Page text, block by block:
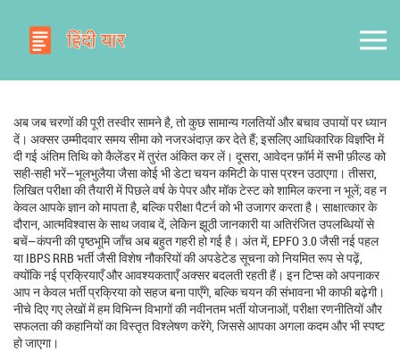
अब जब चरणों की पूरी तस्वीर सामने है, तो कुछ सामान्य गलतियों और बचाव उपायों पर ध्यान
दें। अक्सर उम्मीदवार समय सीमा को नजरअंदाज़ कर देते हैं; इसलिए आधिकारिक विज्ञप्ति में
दी गई अंतिम तिथि को कैलेंडर में तुरंत अंकित कर लें। दूसरा, आवेदन फ़ॉर्म में सभी फ़ील्ड को
सही‑सही भरें—भूलभुलैया जैसा कोई भी डेटा चयन कमिटी के पास प्रश्न उठाएगा। तीसरा,
लिखित परीक्षा की तैयारी में पिछले वर्ष के पेपर और मॉक टेस्ट को शामिल करना न भूलें; वह न
केवल आपके ज्ञान को मापता है, बल्कि परीक्षा पैटर्न को भी उजागर करता है। साक्षात्कार के
दौरान, आत्मविश्वास के साथ जवाब दें, लेकिन झूठी जानकारी या अतिरंजित उपलब्धियों से
बचें—कंपनी की पृष्ठभूमि जाँच अब बहुत गहरी हो गई है। अंत में, EPFO 3.0 जैसी नई पहल
या IBPS RRB भर्ती जैसी विशेष नौकरियों की अपडेटेड सूचना को नियमित रूप से पढ़ें,
क्योंकि नई प्रक्रियाएँ और आवश्यकताएँ अक्सर बदलती रहती हैं। इन टिप्स को अपनाकर
आप न केवल भर्ती प्रक्रिया को सहज बना पाएँगे, बल्कि चयन की संभावना भी काफी बढ़ेगी।
नीचे दिए गए लेखों में हम विभिन्न विभागों की नवीनतम भर्ती योजनाओं, परीक्षा रणनीतियों और
सफलता की कहानियों का विस्तृत विश्लेषण करेंगे, जिससे आपका अगला कदम और भी स्पष्ट
हो जाएगा।